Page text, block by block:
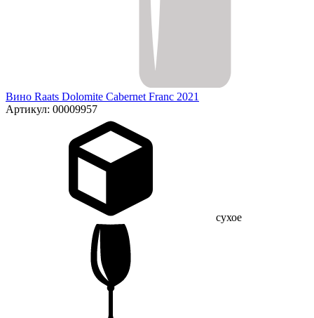
Вино Raats Dolomite Cabernet Franc 2021
Артикул: 00009957
сухое